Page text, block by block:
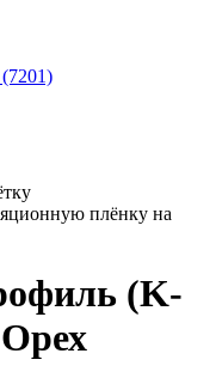
плёнку на
(K-